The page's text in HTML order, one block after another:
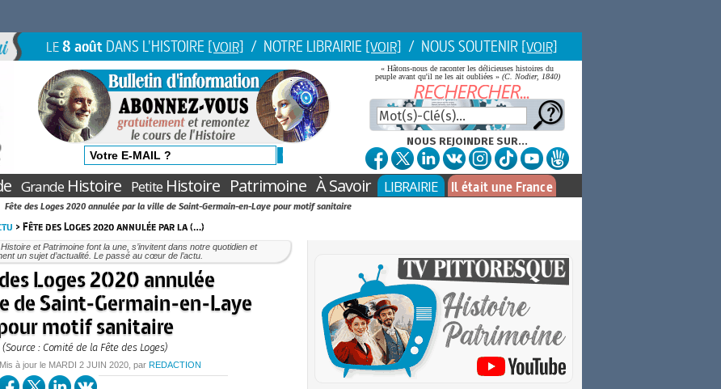
LE8 août DANS L'HISTOIRE [VOIR] / NOTRE LIBRAIRIE [VOIR] / NOUS SOUTENIR [VOIR]
« Hâtons-nous de raconter les délicieuses histoires du
peuple avant qu'il ne les ait oubliées » (C. Nodier, 1840)
NOUS REJOINDRE SUR...
GrandeHistoire PetiteHistoire Patrimoine À Savoir LIBRAIRIE Il était une France
Fête des Loges 2020 annulée par la ville de Saint-Germain-en-Laye pour motif sanitaire
> Fête des Loges 2020 annulée par la (…)
et Patrimoine font la une, s’invitent dans notre quotidien et
un sujet d’actualité. Le passé au cœur de l’actu.
Loges 2020 annulée
de Saint-Germain-en-Laye
motif sanitaire
(Source : Comité de la Fête des Loges)
à jour le MARDI 2 JUIN 2020 , par REDACTION